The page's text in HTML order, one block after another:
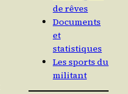
de rêves
Documents
et
statistiques
Les sports du
militant